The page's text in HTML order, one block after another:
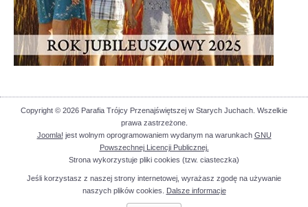
Copyright © 2026 Parafia Trójcy Przenajświętszej w Starych Juchach. Wszelkie
prawa zastrzeżone.
Joomla! jest wolnym oprogramowaniem wydanym na warunkach GNU
Powszechnej Licencji Publicznej.
Strona wykorzystuje pliki cookies (tzw. ciasteczka)
Jeśli korzystasz z naszej strony internetowej, wyrażasz zgodę na używanie
naszych plików cookies.
Dalsze informacje